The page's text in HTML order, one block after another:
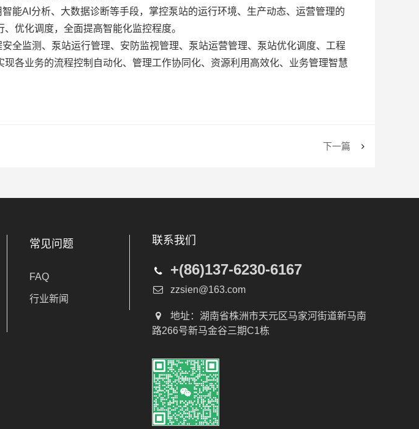
智能AI 分析、大数据诊断等手段，掌控泵站的运行环境、生产动态、运营管理的
优化调度，全面提高智能化监控程度。
全监测、泵站运行管理、安防监视管理、泵站运营管理、泵站优化调度、工程
各业务的流程控制自动化、管理工作协同化、资源利用高效化、业务管理智慧
下一篇
常见问题
FAQ
行业新闻
联系我们
+(86)137-6230-6167
zzsien@163.com
地址：湖南省株洲市天元区马家河街道新马南
路266号新马金谷三期C1栋